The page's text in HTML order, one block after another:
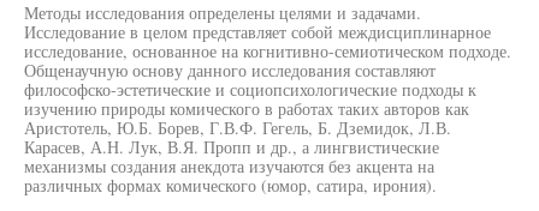
Методы исследования определены целями и задачами.
Исследование в целом представляет собой междисциплинарное
исследование, основанное на когнитивно-семиотическом подходе.
Общенаучную основу данного исследования составляют
философско-эстетические и социопсихологические подходы к
изучению природы комического в работах таких авторов как
Аристотель, Ю.Б. Борев, Г.В.Ф. Гегель, Б. Дземидок, Л.В.
Карасев, А.Н. Лук, В.Я. Пропп и др., а лингвистические
механизмы создания анекдота изучаются без акцента на
различных формах комического (юмор, сатира, ирония).